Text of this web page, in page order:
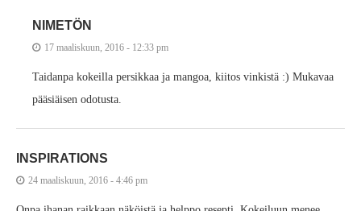
NIMETÖN
17 maaliskuun, 2016 - 12:33 pm
Taidanpa kokeilla persikkaa ja mangoa, kiitos vinkistä :) Mukavaa
pääsiäisen odotusta.
INSPIRATIONS
24 maaliskuun, 2016 - 4:46 pm